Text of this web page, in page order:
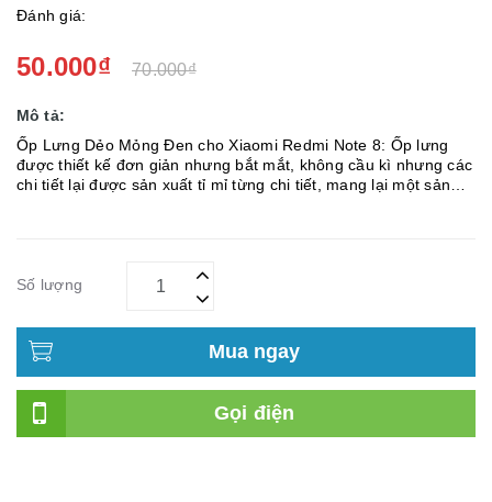
Đánh giá:
50.000₫ 70.000₫
Mô tả:
Ốp Lưng Dẻo Mỏng Đen cho Xiaomi Redmi Note 8: Ốp lưng
được thiết kế đơn giản nhưng bắt mắt, không cầu kì nhưng các
chi tiết lại được sản xuất tỉ mỉ từng chi tiết, mang lại một sản
Số lượng
Mua ngay
Gọi điện